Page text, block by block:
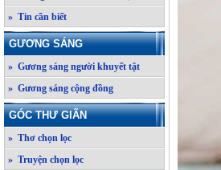
» Tin cần biết
GƯƠNG SÁNG
» Gương sáng người khuyết tật
» Gương sáng cộng đồng
GÓC THƯ GIÃN
» Thơ chọn lọc
» Truyện chọn lọc